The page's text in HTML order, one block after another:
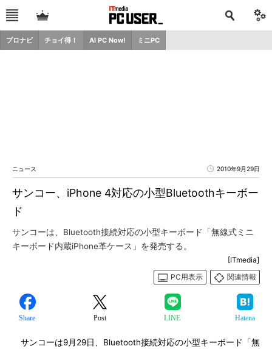
プロナビ チョイ得！ AI PC Now! ミニPC
ニュース 2010年9月29日
サンコー、iPhone 4対応の小型Bluetoothキーボー
ド
サンコーは、Bluetooth接続対応の小型キーボード「無線式ミニ
キーボード内蔵iPhone革ケース」を発売する。
[ITmedia]
PC用表示
関連情報
Share Post LINE Hatena
サンコーは9月29日、Bluetooth接続対応の小型キーボード「無